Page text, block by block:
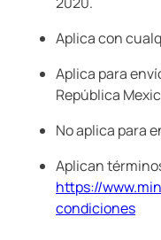
Aplica con
Aplica para
República
No aplica para
Aplican
https://
condiciones